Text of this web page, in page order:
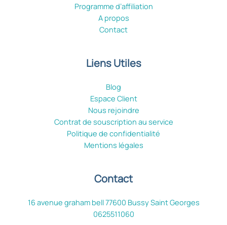
Programme d’affiliation
A propos
Contact
Liens Utiles
Blog
Espace Client
Nous rejoindre
Contrat de souscription au service
Politique de confidentialité
Mentions légales
Contact
16 avenue graham bell 77600 Bussy Saint Georges
0625511060